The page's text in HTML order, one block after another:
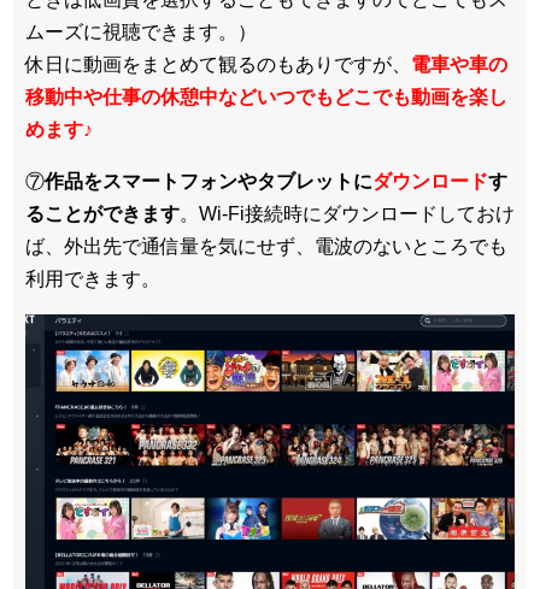
ムーズに視聴できます。）
休日に動画をまとめて観るのもありですが、 電車や車の
移動中や仕事の休憩中などいつでもどこでも動画を楽し
めます♪
⑦作品をスマートフォンやタブレットにダウンロードす
ることができます。Wi-Fi接続時にダウンロードしておけ
ば、外出先で通信量を気にせず、電波のないところでも
利用できます。